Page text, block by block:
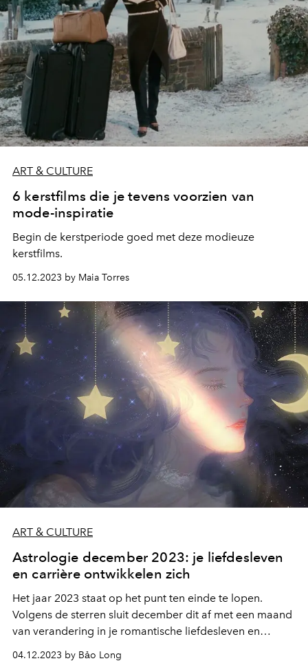
ART & CULTURE
6 kerstfilms die je tevens voorzien van
mode-inspiratie
Begin de kerstperiode goed met deze modieuze
kerstfilms.
05.12.2023 by Maia Torres
ART & CULTURE
Astrologie december 2023: je liefdesleven
en carrière ontwikkelen zich
Het jaar 2023 staat op het punt ten einde te lopen.
Volgens de sterren sluit december dit af met een maand
van verandering in je romantische liefdesleven en
carrière. Al zullen de 12 sterrenbeelden dit allemaal
anders ervaren.
04.12.2023 by Bảo Long